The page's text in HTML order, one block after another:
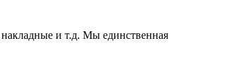
накладные и т.д. Мы единственная